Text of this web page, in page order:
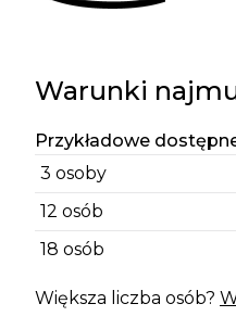
Warunki
Przykładowe
3 osoby
12 osób
18 osób
Większa liczba osób?